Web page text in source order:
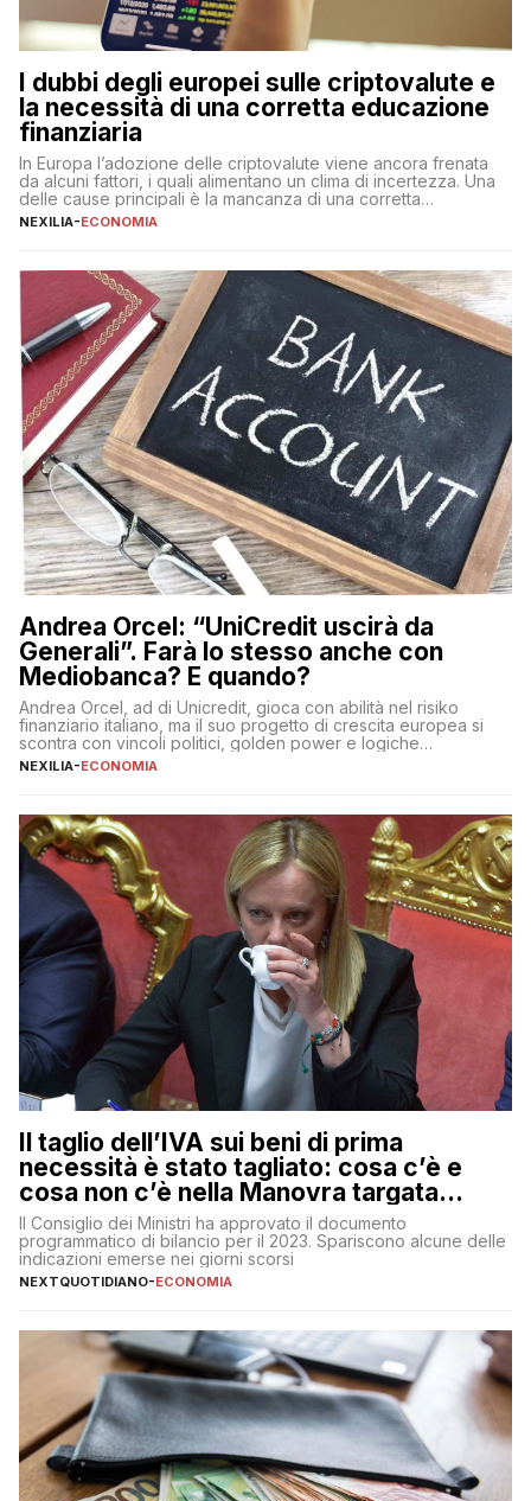
I dubbi degli europei sulle criptovalute e
la necessità di una corretta educazione
finanziaria
In Europa l’adozione delle criptovalute viene ancora frenata
da alcuni fattori, i quali alimentano un clima di incertezza. Una
delle cause principali è la mancanza di una corretta
educazione finanziaria, che impedisce ad una larga parte della
sulle criptovalute: […]
NEXILIA-ECONOMIA
Andrea Orcel: “UniCredit uscirà da
Generali”. Farà lo stesso anche con
Mediobanca? E quando?
Andrea Orcel, ad di Unicredit, gioca con abilità nel risiko
finanziario italiano, ma il suo progetto di crescita europea si
scontra con vincoli politici, golden power e logiche
protezionistiche. Orcel e la mossa su Generali Andrea Orcel,
NEXILIA-ECONOMIA
Il taglio dell’IVA sui beni di prima
necessità è stato tagliato: cosa c’è e
cosa non c’è nella Manovra targata
Meloni
Il Consiglio dei Ministri ha approvato il documento
programmatico di bilancio per il 2023. Spariscono alcune delle
indicazioni emerse nei giorni scorsi
NEXTQUOTIDIANO-ECONOMIA